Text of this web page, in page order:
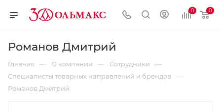
0 0
Романов Дмитрий
Главная — О компании — Сотрудники —
Специалисты товарных направлений и брендов —
Романов Дмитрий